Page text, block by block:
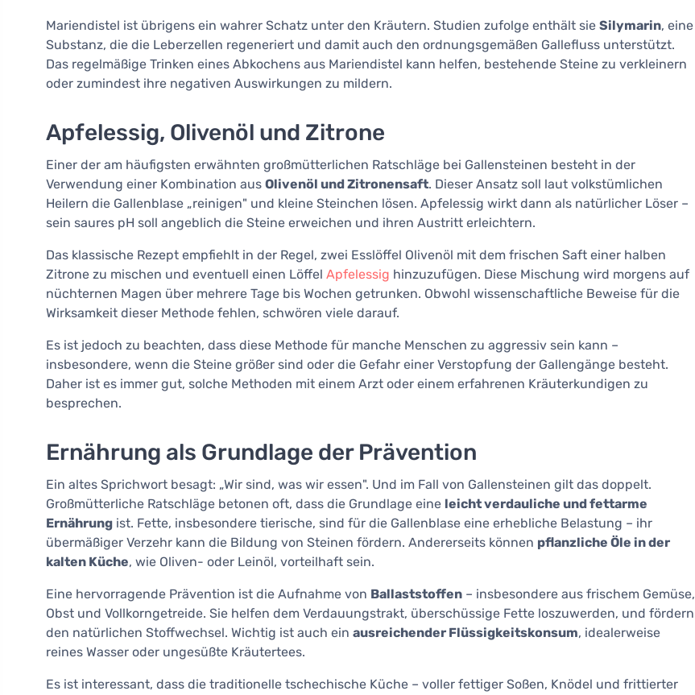
Mariendistel ist übrigens ein wahrer Schatz unter den Kräutern. Studien zufolge enthält sie Silymarin, eine
Substanz, die die Leberzellen regeneriert und damit auch den ordnungsgemäßen Gallefluss unterstützt.
Das regelmäßige Trinken eines Abkochens aus Mariendistel kann helfen, bestehende Steine zu verkleinern
oder zumindest ihre negativen Auswirkungen zu mildern.
Apfelessig, Olivenöl und Zitrone
Einer der am häufigsten erwähnten großmütterlichen Ratschläge bei Gallensteinen besteht in der
Verwendung einer Kombination aus Olivenöl und Zitronensaft. Dieser Ansatz soll laut volkstümlichen
Heilern die Gallenblase „reinigen" und kleine Steinchen lösen. Apfelessig wirkt dann als natürlicher Löser –
sein saures pH soll angeblich die Steine erweichen und ihren Austritt erleichtern.
Das klassische Rezept empfiehlt in der Regel, zwei Esslöffel Olivenöl mit dem frischen Saft einer halben
Zitrone zu mischen und eventuell einen Löffel Apfelessig hinzuzufügen. Diese Mischung wird morgens auf
nüchternen Magen über mehrere Tage bis Wochen getrunken. Obwohl wissenschaftliche Beweise für die
Wirksamkeit dieser Methode fehlen, schwören viele darauf.
Es ist jedoch zu beachten, dass diese Methode für manche Menschen zu aggressiv sein kann –
insbesondere, wenn die Steine größer sind oder die Gefahr einer Verstopfung der Gallengänge besteht.
Daher ist es immer gut, solche Methoden mit einem Arzt oder einem erfahrenen Kräuterkundigen zu
besprechen.
Ernährung als Grundlage der Prävention
Ein altes Sprichwort besagt: „Wir sind, was wir essen". Und im Fall von Gallensteinen gilt das doppelt.
Großmütterliche Ratschläge betonen oft, dass die Grundlage eine leicht verdauliche und fettarme
Ernährung ist. Fette, insbesondere tierische, sind für die Gallenblase eine erhebliche Belastung – ihr
übermäßiger Verzehr kann die Bildung von Steinen fördern. Andererseits können pflanzliche Öle in der
kalten Küche, wie Oliven- oder Leinöl, vorteilhaft sein.
Eine hervorragende Prävention ist die Aufnahme von Ballaststoffen – insbesondere aus frischem Gemüse,
Obst und Vollkorngetreide. Sie helfen dem Verdauungstrakt, überschüssige Fette loszuwerden, und fördern
den natürlichen Stoffwechsel. Wichtig ist auch ein ausreichender Flüssigkeitskonsum, idealerweise
reines Wasser oder ungesüßte Kräutertees.
Es ist interessant, dass die traditionelle tschechische Küche – voller fettiger Soßen, Knödel und frittierter